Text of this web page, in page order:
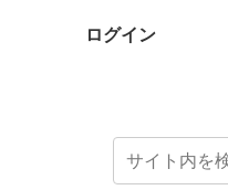
ログイン